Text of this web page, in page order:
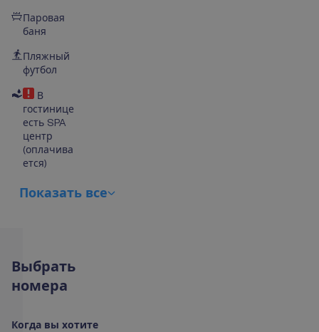
Паровая
баня
Пляжный
футбол
В
гостинице
есть SPA
центр
(оплачива
ется)
Показать все
Выбрать
номера
Когда вы хотите